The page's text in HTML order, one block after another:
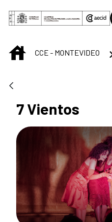
Saltar al contenido principal
INICIOCCE - MONTEVIDEO
7 Vientos